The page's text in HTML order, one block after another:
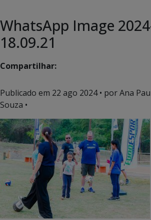
WhatsApp Image
18.09.21
Compartilhar:
Publicado em 22 ago 2024• por Ana
Souza •